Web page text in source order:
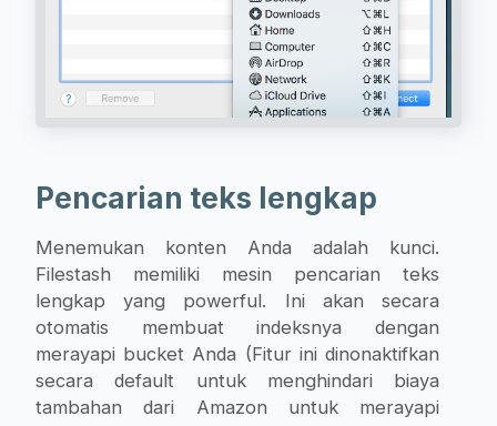
Pencarian teks lengkap
Menemukan konten Anda adalah kunci.
Filestash memiliki mesin pencarian teks
lengkap yang powerful. Ini akan secara
otomatis membuat indeksnya dengan
merayapi bucket Anda (Fitur ini dinonaktifkan
secara default untuk menghindari biaya
tambahan dari Amazon untuk merayapi